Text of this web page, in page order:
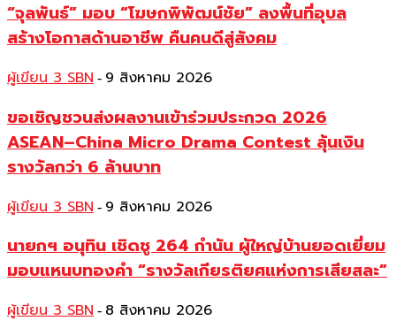
“จุลพันธ์” มอบ “โฆษกพิพัฒน์ชัย” ลงพื้นที่อุบล
สร้างโอกาสด้านอาชีพ คืนคนดีสู่สังคม
ผู้เขียน 3 SBN - 9 สิงหาคม 2026
ขอเชิญชวนส่งผลงานเข้าร่วมประกวด 2026
ASEAN–China Micro Drama Contest ลุ้นเงิน
รางวัลกว่า 6 ล้านบาท
ผู้เขียน 3 SBN - 9 สิงหาคม 2026
นายกฯ อนุทิน เชิดชู 264 กำนัน ผู้ใหญ่บ้านยอดเยี่ยม
มอบแหนบทองคำ “รางวัลเกียรติยศแห่งการเสียสละ”
ผู้เขียน 3 SBN - 8 สิงหาคม 2026